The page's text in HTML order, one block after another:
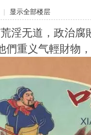
| 显示全部楼层
淫无道，政治
們重义气輕財物